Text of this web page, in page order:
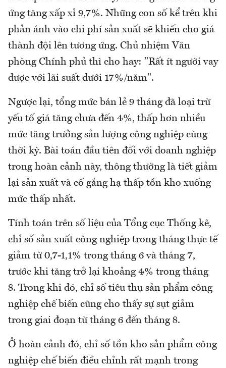
ứng tăng xấp xỉ 9,7%. Những con số kể trên khi
phản ánh vào chi phí sản xuất sẽ khiến cho giá
thành đội lên tương ứng. Chủ nhiệm Văn
phòng Chính phủ thì cho hay: "Rất ít người vay
được với lãi suất dưới 17%/năm".
Ngược lại, tổng mức bán lẻ 9 tháng đã loại trừ
yếu tố giá tăng chưa đến 4%, thấp hơn nhiều
mức tăng trưởng sản lượng công nghiệp cùng
thời kỳ. Bài toán đầu tiên đối với doanh nghiệp
trong hoàn cảnh này, thông thường là tiết giảm
lại sản xuất và cố gắng hạ thấp tồn kho xuống
mức thấp nhất.
Tính toán trên số liệu của Tổng cục Thống kê,
chỉ số sản xuất công nghiệp trong tháng thực tế
giảm từ 0,7-1,1% trong tháng 6 và tháng 7,
trước khi tăng trở lại khoảng 4% trong tháng
8. Trong khi đó, chỉ số tiêu thụ sản phẩm công
nghiệp chế biến cũng cho thấy sự sụt giảm
trong giai đoạn từ tháng 6 đến tháng 8.
Ở hoàn cảnh đó, chỉ số tồn kho sản phẩm công
nghiệp chế biến điều chỉnh rất mạnh trong